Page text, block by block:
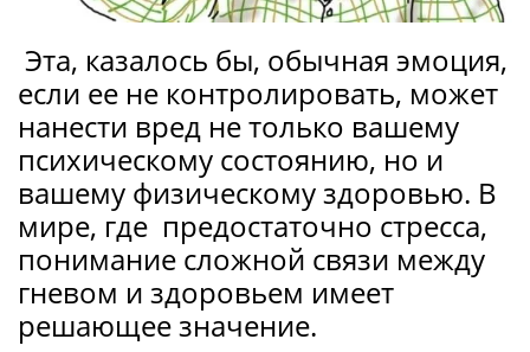
Эта, казалось бы, обычная эмоция,
если ее не контролировать, может
нанести вред не только вашему
психическому состоянию, но и
вашему физическому здоровью. В
мире, где предостаточно стресса,
понимание сложной связи между
гневом и здоровьем имеет
решающее значение.